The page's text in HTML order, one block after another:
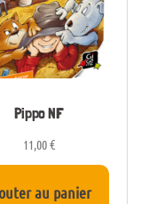
Pippo NF
11,00€
au panier